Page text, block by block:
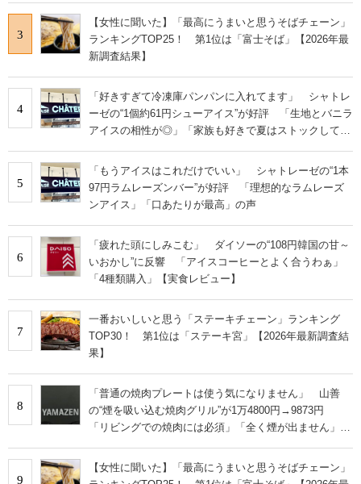
3
【女性に聞いた】「最高にうまいと思うそばチェーン」
ランキングTOP25！ 第1位は「富士そば」【2026年最
新調査結果】
4
「好きすぎて冷凍庫パンパンに入れてます」 シャトレ
ーゼの“1個約61円シューアイス”が好評 「生地とバニラ
アイスの相性が◎」「家族も好きで夏はストックして
5
「もうアイスはこれだけでいい」 シャトレーゼの“1本
97円ラムレーズンバー”が好評 「理想的なラムレーズ
ンアイス」「口あたりが最高」の声
6
「疲れた頭にしみこむ」 ダイソーの“108円韓国の甘～
いおかし”に反響 「アイスコーヒーとよく合うわぁ」
「4種類購入」【実食レビュー】
7
一番おいしいと思う「ステーキチェーン」ランキング
TOP30！ 第1位は「ステーキ宮」【2026年最新調査結
果】
8
「普通の焼肉プレートは使う気になりません」 山善
の“煙を吸い込む焼肉グリル”が1万4800円→9873円
「リビングでの焼肉には必須」「全く煙が出ません」と
9
【女性に聞いた】「最高にうまいと思うそばチェーン」